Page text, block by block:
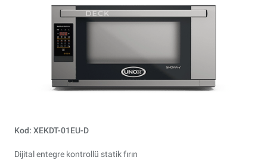
Kod: XEKDT-01EU-D
Dijital entegre kontrollü statik fırın